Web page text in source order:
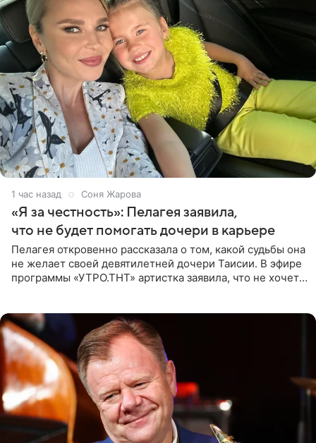
1 час назад Соня Жарова
«Я за честность»: Пелагея заявила,
что не будет помогать дочери в карьере
Пелагея откровенно рассказала о том, какой судьбы она
не желает своей девятилетней дочери Таисии. В эфире
программы «УТРО.ТНТ» артистка заявила, что не хочет